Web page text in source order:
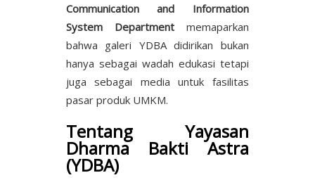
Communication and Information
System Departmentmemaparkan
bahwa galeri YDBA didirikan bukan
hanya sebagai wadah edukasi tetapi
juga sebagai media untuk fasilitas
pasar produk UMKM.
Tentang Yayasan
Dharma Bakti Astra
(YDBA)